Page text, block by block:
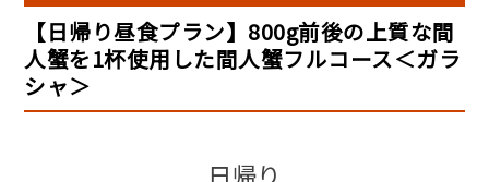
【日帰り昼食プラン】800g前後の上質な間
人蟹を1杯使用した間人蟹フルコース＜ガラ
シャ＞
日帰り